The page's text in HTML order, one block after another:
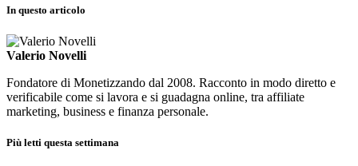
In questo articolo
Valerio Novelli
Fondatore di Monetizzando dal 2008. Racconto in modo diretto e
verificabile come si lavora e si guadagna online, tra affiliate
marketing, business e finanza personale.
Più letti questa settimana